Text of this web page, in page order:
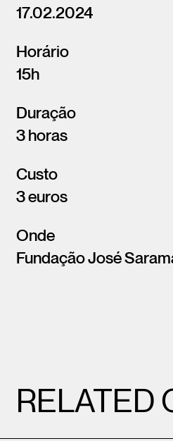
17.02.2024
Horário
15h
Duração
3 horas
Custo
3 euros
Onde
Fundação José
RELATED